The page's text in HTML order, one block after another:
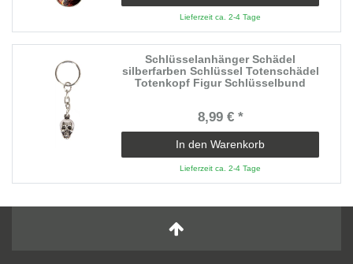
Lieferzeit ca. 2-4 Tage
Schlüsselanhänger Schädel
silberfarben Schlüssel Totenschädel
Totenkopf Figur Schlüsselbund
8,99 € *
In den Warenkorb
Lieferzeit ca. 2-4 Tage